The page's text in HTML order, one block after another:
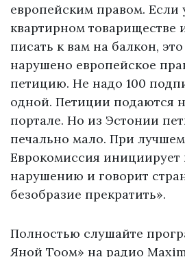
европейским правом. Если
квартирном товариществе
писать к вам на балкон,
нарушено европейское
петицию. Не надо 100
одной. Петиции подаются
портале. Но из Эстонии
печально мало. При
Еврокомиссия инициирует
нарушению и говорит
безобразие прекратить».
Полностью слушайте
Яной Тоом» на радио